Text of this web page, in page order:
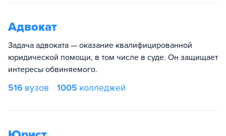
Адвокат
Задача адвоката — оказание квалифицированной
юридической помощи, в том числе в суде. Он защищает
интересы обвиняемого.
516 вузов 1005 колледжей